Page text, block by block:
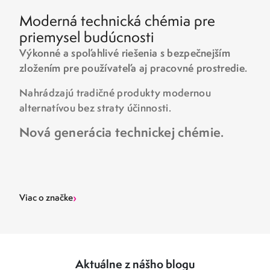
Moderná technická chémia pre
priemysel budúcnosti
Výkonné a spoľahlivé riešenia s bezpečnejším
zložením pre používateľa aj pracovné prostredie.
Nahrádzajú tradičné produkty modernou
alternatívou bez straty účinnosti.
Nová generácia technickej chémie.
Viac o značke›
Aktuálne z nášho blogu